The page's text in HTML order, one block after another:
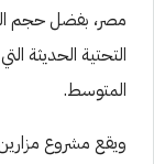
مصر، بفضل حجم
التحتية الحديثة
المتوسط.
ويقع مشروع